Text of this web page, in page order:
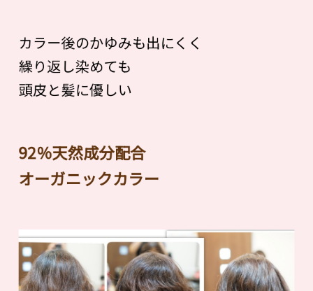
カラー後のかゆみも出にくく
繰り返し染めても
頭皮と髪に優しい
92％天然成分配合
オーガニックカラー